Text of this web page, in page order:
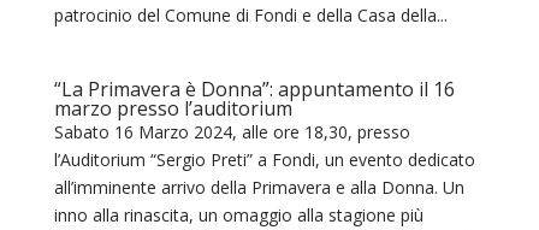
patrocinio del Comune di Fondi e della Casa della...
“La Primavera è Donna”: appuntamento il 16
marzo presso l’auditorium
Sabato 16 Marzo 2024, alle ore 18,30, presso
l’Auditorium “Sergio Preti” a Fondi, un evento dedicato
all’imminente arrivo della Primavera e alla Donna. Un
inno alla rinascita, un omaggio alla stagione più